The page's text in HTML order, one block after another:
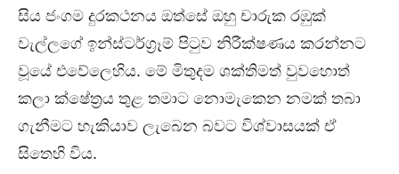
සිය ජංගම දුරකථනය ඔත්සේ ඔහු චාරුක රඹුක්
වැල්ලගේ ඉන්ස්ටර්ග්‍රෑම් පිටුව නිරීක්ෂණය කරන්නට
වූයේ එවේලෙහිය. මේ මිතුදම ශක්තිමත් වුවහොත්
කලා ක්ෂේත්‍රය තුළ තමාට නොමැකෙන නමක් තබා
ගැනීමට හැකියාව ලැබෙන බවට විශ්වාසයක් ඒ
සිතෙහි විය.